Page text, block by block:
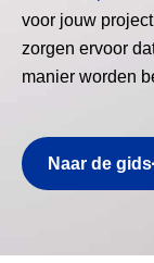
voor jouw
zorgen ervoor
manier worden
Naar de gids